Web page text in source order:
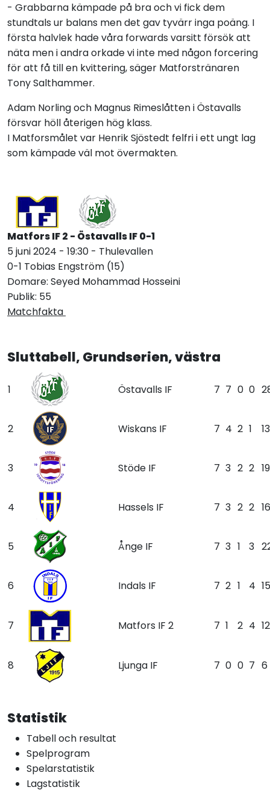
- Grabbarna kämpade på bra och vi fick dem
stundtals ur balans men det gav tyvärr inga poäng. I
första halvlek hade våra forwards varsitt försök att
näta men i andra orkade vi inte med någon forcering
för att få till en kvittering, säger Matforstränaren
Tony Salthammer.
Adam Norling och Magnus Rimeslåtten i Östavalls
försvar höll återigen hög klass.
I Matforsmålet var Henrik Sjöstedt felfri i ett ungt lag
som kämpade väl mot övermakten.
Matfors IF 2 - Östavalls IF 0-1
5 juni 2024 - 19:30 - Thulevallen
0-1 Tobias Engström (15)
Domare: Seyed Mohammad Hosseini
Publik: 55
Matchfakta
Sluttabell, Grundserien, västra
1 Östavalls IF 7 7 0 0
2 Wiskans IF 7 4 2 1 13
3 Stöde IF 7 3 2 2 19
4 Hassels IF 7 3 2 2 16
5 Ånge IF 7 3 1 3
6 Indals IF 7 2 1 4 15
7 Matfors IF 2 7 1 2 4 12
8 Ljunga IF 7 0 0 7 6
Statistik
Tabell och resultat
Spelprogram
Spelarstatistik
Lagstatistik